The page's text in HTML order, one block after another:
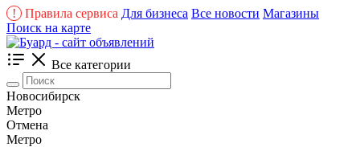
! Правила сервиса Для бизнеса Все новости Магазины
Поиск на карте
Все категории
Новосибирск
Метро
Отмена
Метро